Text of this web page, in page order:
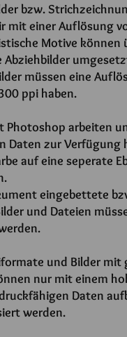
bzw.
mit einer Auflösung
Motive können
Abziehbilder
müssen eine
ppi haben.
Photoshop arbeiten
Daten zur Verfügung
auf eine seperate
eingebettete
und Dateien
und Bilder mit
nur mit einem
Daten
werden.